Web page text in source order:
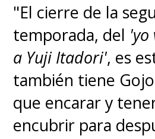
"El cierre de la
temporada, del 'yo
a Yuji Itadori', es
también tiene
que encarar y
encubrir para